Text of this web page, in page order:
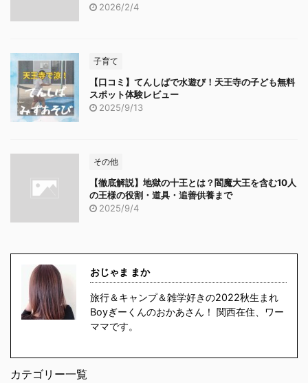
2026/2/4
子育て
【口コミ】てんしばで水遊び！天王寺の子ども無料
スポット体験レビュー
2025/9/13
その他
【徹底解説】地獄の十王とは？閻魔大王を含む10人
の王様の役割・道具・追善供養まで
2025/9/4
おじゃま まか
旅行＆キャンプ＆雑学好きの2022秋生まれ
Boyぎーくんのおかあさん！ 関西在住、ワー
ママです。
カテゴリー一覧